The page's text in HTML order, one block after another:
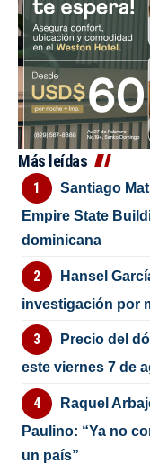
Más leídas
Santiago
Empire State
dominicana
Hansel
investigación por
Precio del
este viernes 7 de
Raquel
Paulino: “Ya no
un país”